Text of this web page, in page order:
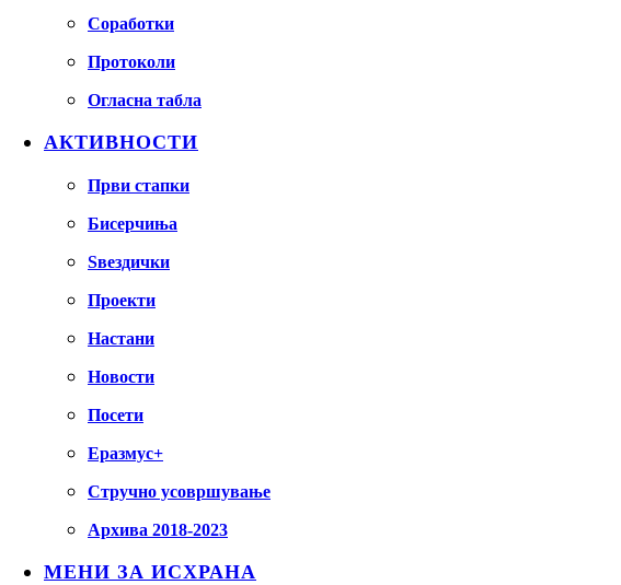
Соработки
Протоколи
Огласна табла
АКТИВНОСТИ
Први стапки
Бисерчиња
Ѕвездички
Проекти
Настани
Новости
Посети
Еразмус+
Стручно усовршување
Архива 2018-2023
МЕНИ ЗА ИСХРАНА